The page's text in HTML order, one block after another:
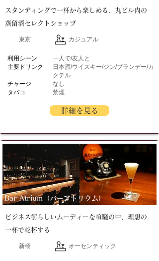
スタンディングで一杯から楽しめる、丸ビル内の
蒸留酒セレクトショップ
東京 カジュアル
​利用シーン
主要ドリンク
チャージ
タバコ
一人で/友人と
日本酒/ウイスキー/ジン/ブランデー/カ
クテル
なし
禁煙
詳細を見る
Bar Atrium（バーアトリウム）
ビジネス街らしいムーディーな喧騒の中、理想の
一杯で乾杯する
新橋 オーセンティック